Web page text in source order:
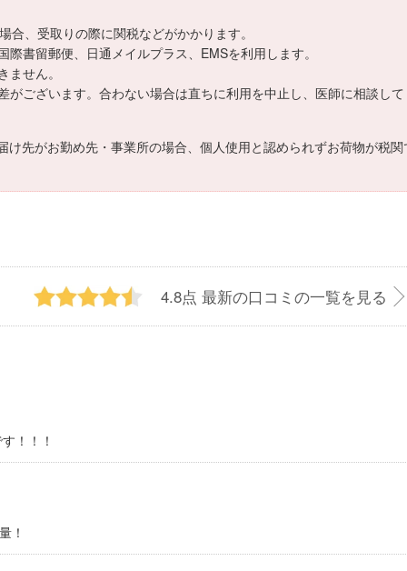
、受取りの際に関税などがかかります。
書留郵便、日通メイルプラス、EMSを利用します。
せん。
ございます。合わない場合は直ちに利用を中止し、医師に相談し
先がお勤め先・事業所の場合、個人使用と認められずお荷物が税
4.8点 最新の口コミの一覧を見る
！！！
！